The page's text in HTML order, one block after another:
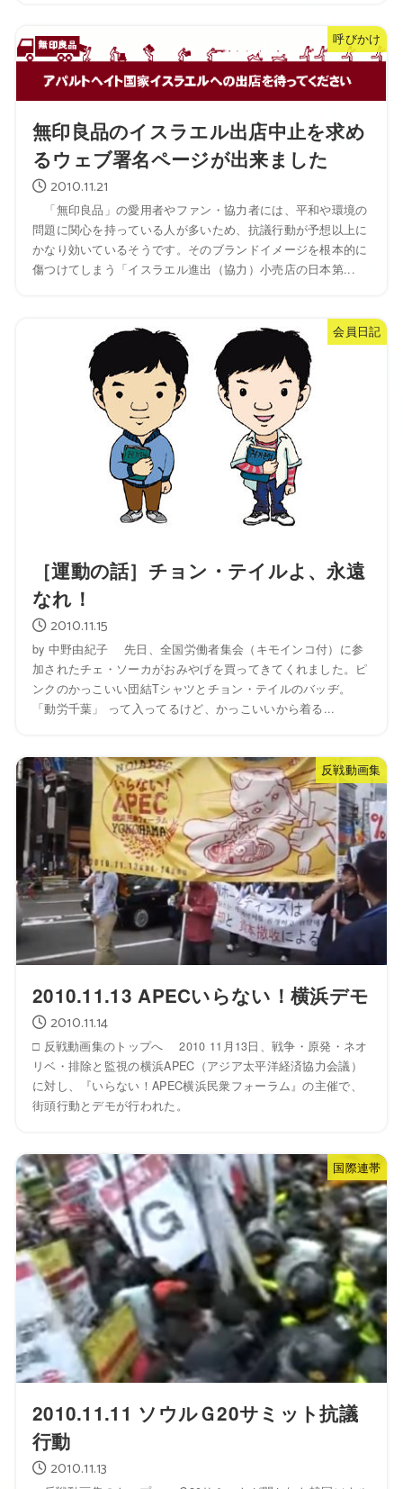
呼びかけ
無印良品のイスラエル出店中止を求め
るウェブ署名ページが出来ました
2010.11.21
「無印良品」の愛用者やファン・協力者には、平和や環境の
問題に関心を持っている人が多いため、抗議行動が予想以上に
かなり効いているそうです。そのブランドイメージを根本的に
傷つけてしまう「イスラエル進出（協力）小売店の日本第...
会員日記
［運動の話］チョン・テイルよ、永遠
なれ！
2010.11.15
by 中野由紀子 先日、全国労働者集会（キモインコ付）に参
加されたチェ・ソーカがおみやげを買ってきてくれました。ピ
ンクのかっこいい団結Tシャツとチョン・テイルのバッヂ。
「動労千葉」 って入ってるけど、かっこいいから着る...
反戦動画集
2010.11.13 APECいらない！横浜デモ
2010.11.14
□ 反戦動画集のトップへ 2010 11月13日、戦争・原発・ネオ
リベ・排除と監視の横浜APEC（アジア太平洋経済協力会議）
に対し、『いらない！APEC横浜民衆フォーラム』の主催で、
街頭行動とデモが行われた。
国際連帯
2010.11.11 ソウルＧ20サミット抗議
行動
2010.11.13